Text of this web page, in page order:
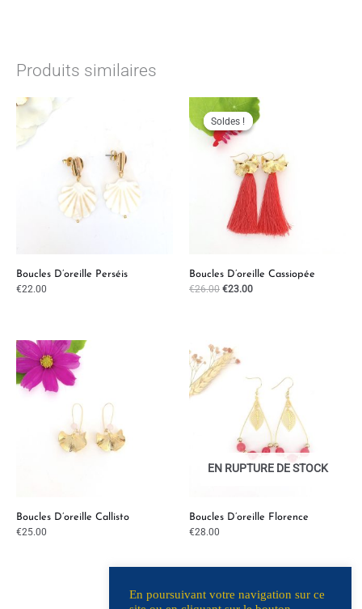
Produits similaires
Boucles D’oreille Perséis
€22.00
Soldes !
Soldes !
Boucles D’oreille Cassiopée
€26.00
Le
prix
initial
était :
€26.00.
€23.00
Le
prix
actuel
est :
Boucles D’oreille Callisto
€25.00
EN RUPTURE DE STOCK
Boucles D’oreille Florence
€28.00
En poursuivant votre navigation sur ce